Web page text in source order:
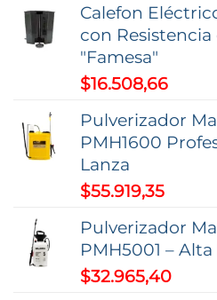
Calefon
con
"Famesa"
$16.508,66
Pulverizador
PMH1600
Lanza
$55.919,35
Pulverizador
PMH5001 –
$32.965,40